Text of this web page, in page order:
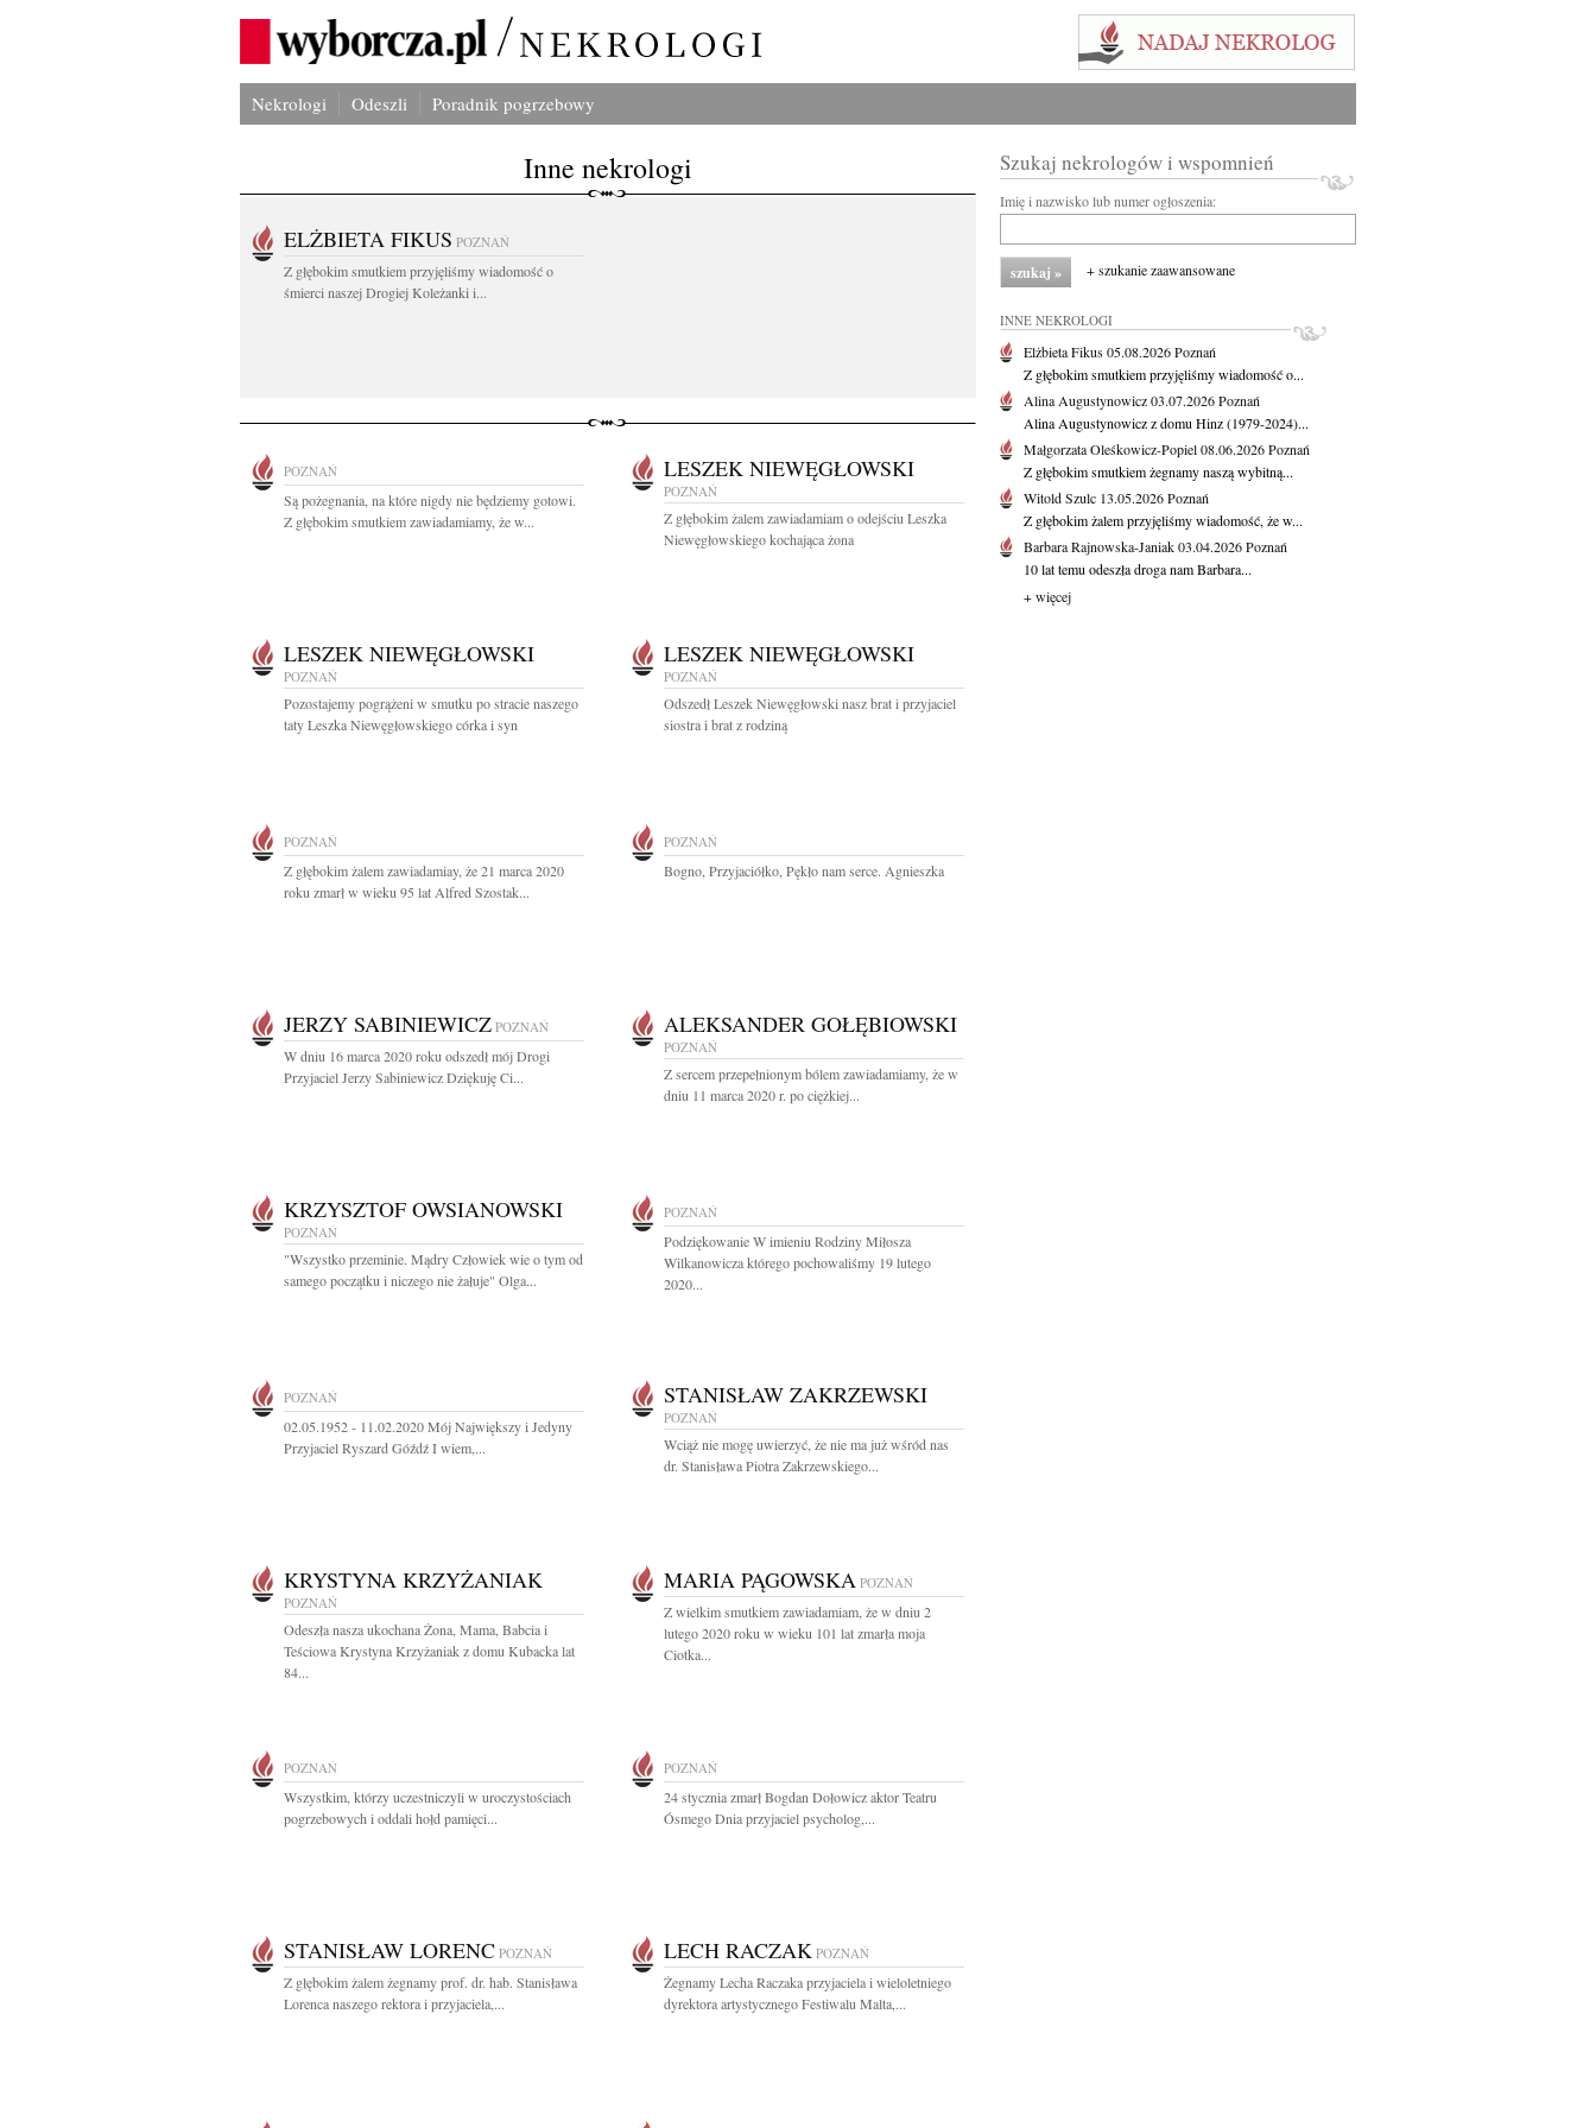
Nekrologi Odeszli Poradnik pogrzebowy
Inne nekrologi
ELŻBIETA FIKUS POZNAŃ
Z głębokim smutkiem przyjęliśmy wiadomość o
śmierci naszej Drogiej Koleżanki i...
POZNAŃ
Są pożegnania, na które nigdy nie będziemy gotowi.
Z głębokim smutkiem zawiadamiamy, że w...
LESZEK NIEWĘGŁOWSKI
POZNAŃ
Z głębokim żalem zawiadamiam o odejściu Leszka
Niewęgłowskiego kochająca żona
LESZEK NIEWĘGŁOWSKI
POZNAŃ
Pozostajemy pogrążeni w smutku po stracie naszego
taty Leszka Niewęgłowskiego córka i syn
LESZEK NIEWĘGŁOWSKI
POZNAŃ
Odszedł Leszek Niewęgłowski nasz brat i przyjaciel
siostra i brat z rodziną
POZNAŃ
Z głębokim żalem zawiadamiay, że 21 marca 2020
roku zmarł w wieku 95 lat Alfred Szostak...
POZNAŃ
Bogno, Przyjaciółko, Pękło nam serce. Agnieszka
JERZY SABINIEWICZ POZNAŃ
W dniu 16 marca 2020 roku odszedł mój Drogi
Przyjaciel Jerzy Sabiniewicz Dziękuję Ci...
ALEKSANDER GOŁĘBIOWSKI
POZNAŃ
Z sercem przepełnionym bólem zawiadamiamy, że w
dniu 11 marca 2020 r. po ciężkiej...
KRZYSZTOF OWSIANOWSKI
POZNAŃ
"Wszystko przeminie. Mądry Człowiek wie o tym od
samego początku i niczego nie żałuje" Olga...
POZNAŃ
Podziękowanie W imieniu Rodziny Miłosza
Wilkanowicza którego pochowaliśmy 19 lutego
2020...
POZNAŃ
02.05.1952 - 11.02.2020 Mój Największy i Jedyny
Przyjaciel Ryszard Góźdź I wiem,...
STANISŁAW ZAKRZEWSKI
POZNAŃ
Wciąż nie mogę uwierzyć, że nie ma już wśród nas
dr. Stanisława Piotra Zakrzewskiego...
KRYSTYNA KRZYŻANIAK
POZNAŃ
Odeszła nasza ukochana Żona, Mama, Babcia i
Teściowa Krystyna Krzyżaniak z domu Kubacka lat
84...
MARIA PĄGOWSKA POZNAŃ
Z wielkim smutkiem zawiadamiam, że w dniu 2
lutego 2020 roku w wieku 101 lat zmarła moja
Ciotka...
POZNAŃ
Wszystkim, którzy uczestniczyli w uroczystościach
pogrzebowych i oddali hołd pamięci...
POZNAŃ
24 stycznia zmarł Bogdan Dołowicz aktor Teatru
Ósmego Dnia przyjaciel psycholog,...
STANISŁAW LORENC POZNAŃ
Z głębokim żalem żegnamy prof. dr. hab. Stanisława
Lorenca naszego rektora i przyjaciela,...
LECH RACZAK POZNAŃ
Żegnamy Lecha Raczaka przyjaciela i wieloletniego
dyrektora artystycznego Festiwalu Malta,...
Szukaj nekrologów i wspomnień
Imię i nazwisko lub numer ogłoszenia:
+ szukanie zaawansowane
INNE NEKROLOGI
Elżbieta Fikus05.08.2026Poznań
Z głębokim smutkiem przyjęliśmy wiadomość o...
Alina Augustynowicz03.07.2026Poznań
Alina Augustynowicz z domu Hinz (1979-2024)...
Małgorzata Oleśkowicz-Popiel08.06.2026Poznań
Z głębokim smutkiem żegnamy naszą wybitną...
Witold Szulc 13.05.2026Poznań
Z głębokim żalem przyjęliśmy wiadomość, że w...
Barbara Rajnowska-Janiak03.04.2026Poznań
10 lat temu odeszła droga nam Barbara...
+ więcej